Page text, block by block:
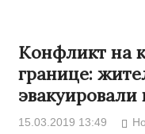
Конфликт на
границе:
эвакуировали
15.03.2019 13:49